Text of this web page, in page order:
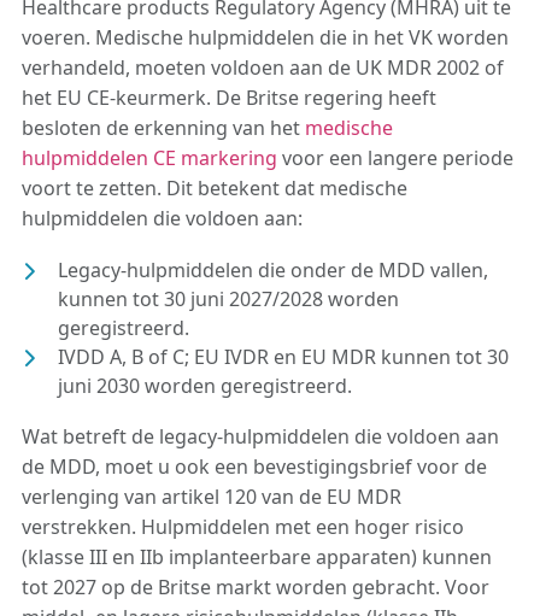
Healthcare products Regulatory Agency (MHRA) uit te
voeren. Medische hulpmiddelen die in het VK worden
verhandeld, moeten voldoen aan de UK MDR 2002 of
het EU CE-keurmerk. De Britse regering heeft
besloten de erkenning van het medische
hulpmiddelen CE markering voor een langere periode
voort te zetten. Dit betekent dat medische
hulpmiddelen die voldoen aan:
Legacy-hulpmiddelen die onder de MDD vallen,
kunnen tot 30 juni 2027/2028 worden
geregistreerd.
IVDD A, B of C; EU IVDR en EU MDR kunnen tot 30
juni 2030 worden geregistreerd.
Wat betreft de legacy-hulpmiddelen die voldoen aan
de MDD, moet u ook een bevestigingsbrief voor de
verlenging van artikel 120 van de EU MDR
verstrekken. Hulpmiddelen met een hoger risico
(klasse III en IIb implanteerbare apparaten) kunnen
tot 2027 op de Britse markt worden gebracht. Voor